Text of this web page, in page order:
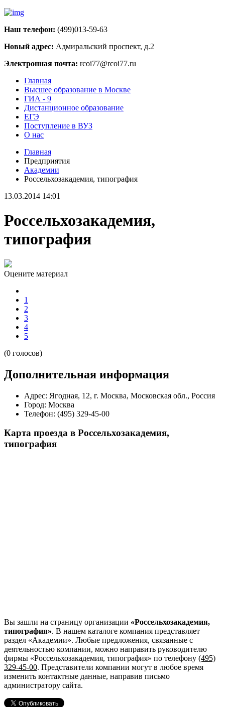
Наш телефон: (499)013-59-63
Новый адрес: Адмиральский проспект, д.2
Электронная почта: rcoi77@rcoi77.ru
Главная
Высшее образование в Москве
ГИА - 9
Дистанционное образование
ЕГЭ
Поступление в ВУЗ
О нас
Главная
Предприятия
Академии
Россельхозакадемия, типография
13.03.2014 14:01
Россельхозакадемия,
типография
Оцените материал
1
2
3
4
5
(0 голосов)
Дополнительная информация
Адрес: Ягодная, 12, г. Москва, Московская обл., Россия
Город: Москва
Телефон: (495) 329-45-00
Карта проезда в Россельхозакадемия,
типография
Вы зашли на страницу организации «Россельхозакадемия,
типография». В нашем каталоге компания представляет
раздел «Академии». Любые предложения, связанные с
деятельностью компании, можно направить руководителю
фирмы «Россельхозакадемия, типография» по телефону (495)
329-45-00. Представители компании могут в любое время
изменить контактные данные, направив письмо
администратору сайта.